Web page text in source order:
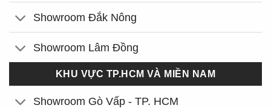
Showroom Đắk Nông
Showroom Lâm Đồng
KHU VỰC TP.HCM VÀ MIỀN NAM
Showroom Gò Vấp - TP. HCM